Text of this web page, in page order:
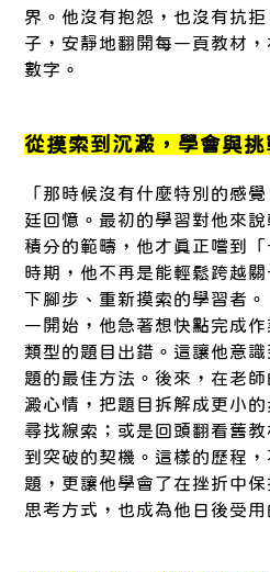
界。他沒有抱怨，也沒有抗
子，安靜地翻開每一頁教材
數字。
從摸索到沉澱，學會與挑
「那時候沒有什麼特別的感
廷回憶。最初的學習對他來
積分的範疇，他才真正嚐到
時期，他不再是能輕鬆跨越
下腳步、重新摸索的學習者。
一開始，他急著想快點完成
類型的題目出錯。這讓他意
題的最佳方法。後來，在老
澱心情，把題目拆解成更小
尋找線索；或是回頭翻看舊
到突破的契機。這樣的歷程
題，更讓他學會了在挫折中
思考方式，也成為他日後受用